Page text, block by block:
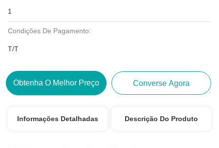
1
Condições De Pagamento:
T/T
Obtenha O Melhor Preço Converse Agora
Informações Detalhadas Descrição Do Produto